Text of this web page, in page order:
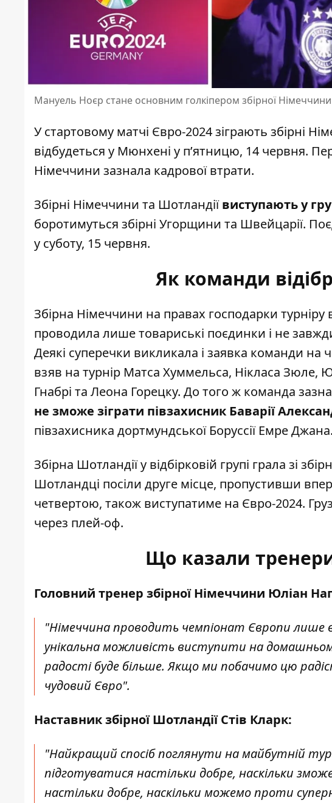
Мануель Ноєр стане основним голкіпером збірної
У стартовому матчі Євро-2024 зіграють збірні
відбудеться у Мюнхені у п’ятницю, 14 червня.
Німеччини зазнала кадрової втрати.
Збірні Німеччини та Шотландіївиступають у
боротимуться збірні Угорщини та Швейцарії.
у суботу, 15 червня.
Як команди
Збірна Німеччини на правах господарки
проводила лише товариські поєдинки і не
Деякі суперечки викликала і заявка команди
взяв на турнір Матса Хуммельса, Нікласа Зюле,
Гнабрі та Леона Горецку. До того ж команда
не зможе зіграти півзахисник Баварії
півзахисника дортмундської Боруссії Емре Джана.
Збірна Шотландії у відбірковій групі грала зі
Шотландці посіли друге місце, пропустивши
четвертою, також виступатиме на Євро-2024.
через плей-оф.
Що казали
Головний тренер збірної Німеччини Юліан
"Німеччина проводить чемпіонат Європи лише
унікальна можливість виступити на
радості буде більше. Якщо ми побачимо цю
чудовий Євро".
Наставник збірної Шотландії Стів Кларк:
"Найкращий спосіб поглянути на майбутній
підготуватися настільки добре, наскільки
настільки добре, наскільки можемо проти